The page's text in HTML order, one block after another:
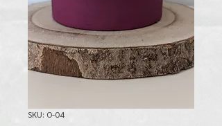
SKU: O-04